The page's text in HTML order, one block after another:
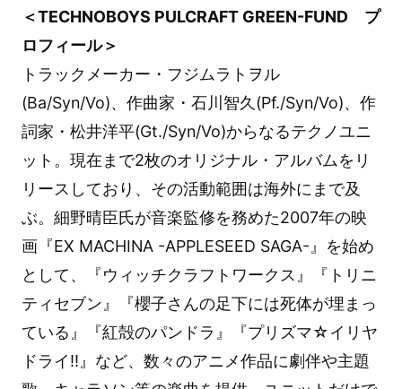
＜TECHNOBOYS PULCRAFT GREEN-FUND プ
ロフィール＞
トラックメーカー・フジムラトヲル
(Ba/Syn/Vo)、作曲家・石川智久(Pf./Syn/Vo)、作
詞家・松井洋平(Gt./Syn/Vo)からなるテクノユニ
ット。現在まで2枚のオリジナル・アルバムをリ
リースしており、その活動範囲は海外にまで及
ぶ。細野晴臣氏が音楽監修を務めた2007年の映
画『EX MACHINA -APPLESEED SAGA-』を始め
として、『ウィッチクラフトワークス』『トリニ
ティセブン』『櫻子さんの足下には死体が埋まっ
ている』『紅殻のパンドラ』『プリズマ☆イリヤ
ドライ!!』など、数々のアニメ作品に劇伴や主題